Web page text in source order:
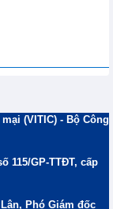
(VITIC) - Bộ Công
115/GP-TTĐT, cấp
Phó Giám đốc